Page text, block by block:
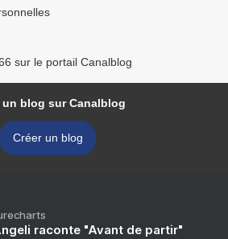
sur le portail Canalblog
un blog sur Canalblog
Créer un blog
raconte "Avant de partir"